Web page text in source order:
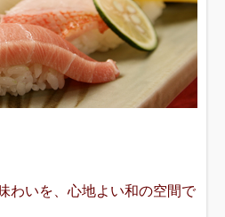
わいを、心地よい和の空間で